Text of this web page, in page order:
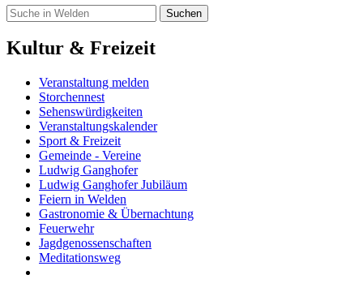
Kultur & Freizeit
Veranstaltung melden
Storchennest
Sehenswürdigkeiten
Veranstaltungskalender
Sport & Freizeit
Gemeinde - Vereine
Ludwig Ganghofer
Ludwig Ganghofer Jubiläum
Feiern in Welden
Gastronomie & Übernachtung
Feuerwehr
Jagdgenossenschaften
Meditationsweg